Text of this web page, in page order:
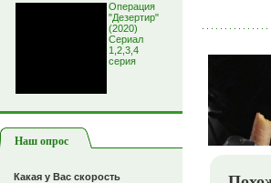
Операция
"Дезертир"
(2020)
Сериал
1,2,3,4
серия
Наш опрос
Какая у Вас скорость